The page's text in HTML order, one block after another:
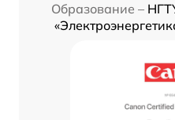
Образование –